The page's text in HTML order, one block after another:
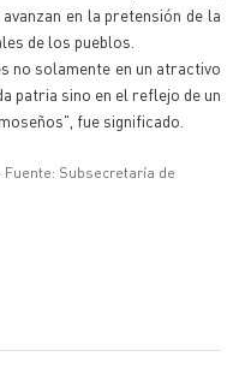
en la pretensión de la
de los pueblos.
no solamente en un atractivo
patria sino en el reflejo de un
fue significado.
Fuente: Subsecretaría de